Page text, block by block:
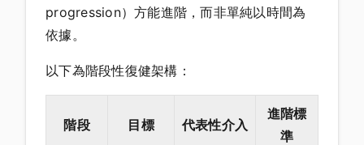
progression）方能進階，而非單純以時間為
依據。
以下為階段性復健架構：
階段 目標 代表性介入
進階標
準